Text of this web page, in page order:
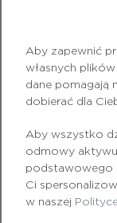
Aby zapewnić
własnych
dane pomagają
dobierać dla
Aby wszystko
odmowy
podstawowego
Ci
w naszej